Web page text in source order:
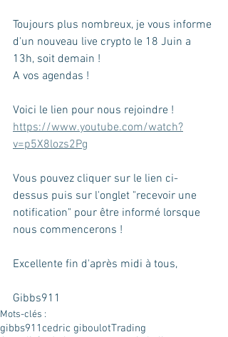
Toujours plus nombreux, je vous informe
d'un nouveau live crypto le 18 Juin a
13h, soit demain !
A vos agendas !
Voici le lien pour nous rejoindre !
https://www.youtube.com/watch?
v=p5X8lozs2Pg
Vous pouvez cliquer sur le lien ci-
dessus puis sur l'onglet "recevoir une
notification" pour être informé lorsque
nous commencerons !
Excellente fin d'après midi à tous,
Gibbs911
Mots-clés :
gibbs911 cedric giboulotTrading